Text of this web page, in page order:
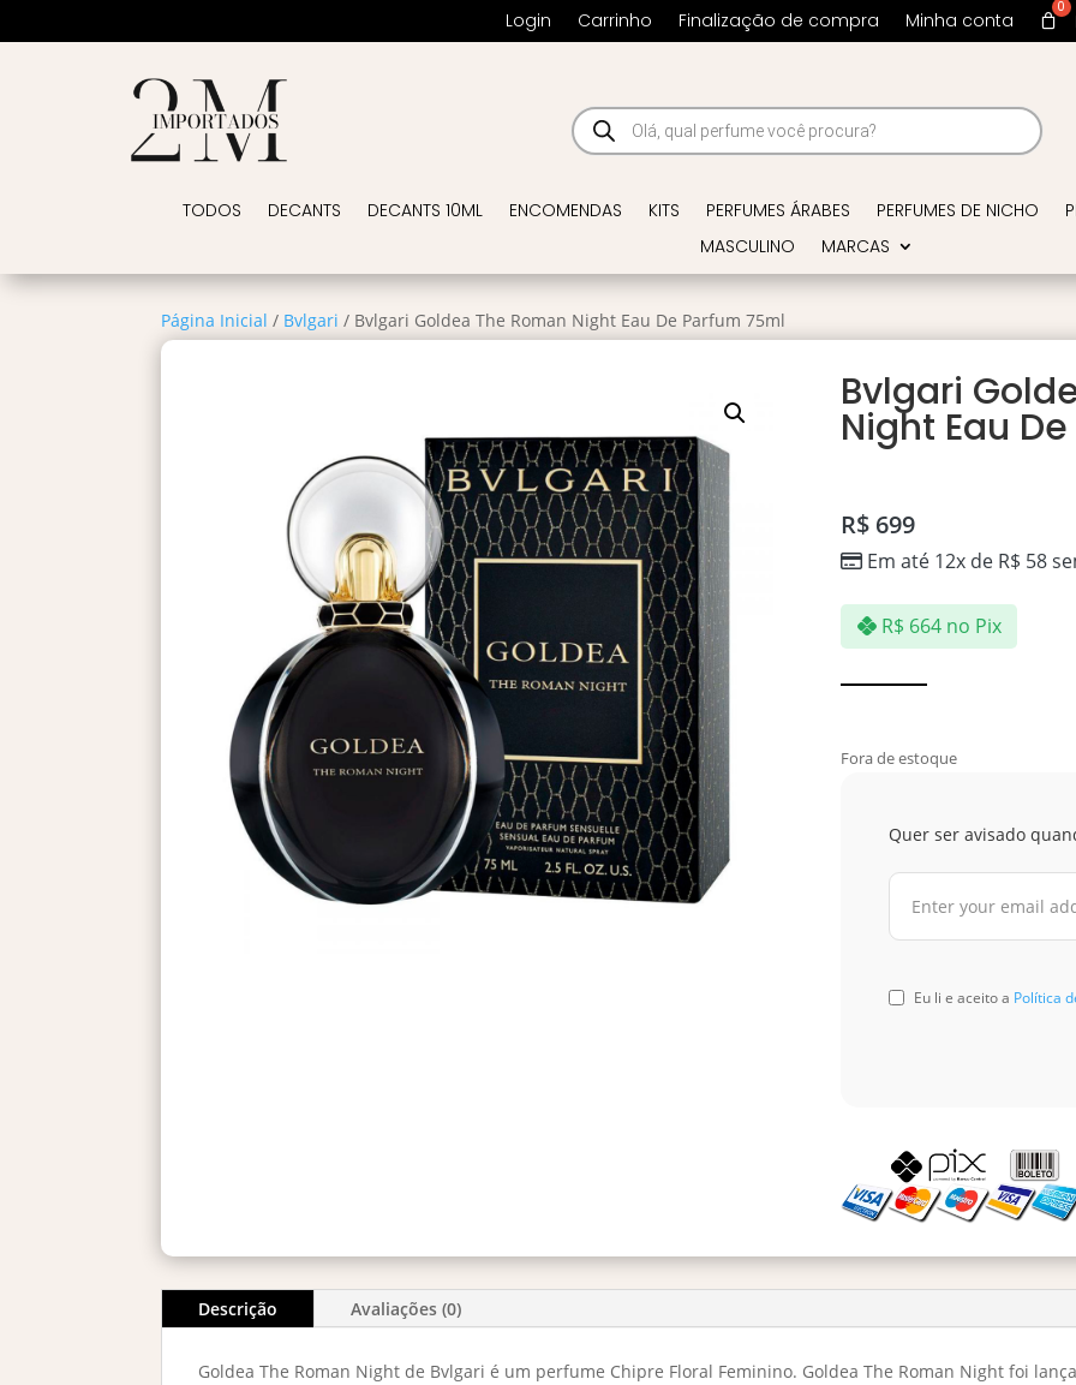
Login Carrinho Finalização de compra Minha conta
Pesquisar
produtos
TODOS DECANTS DECANTS 10ML ENCOMENDAS KITS PERFUMES ÁRABES PERFUMES DE NICHO
MASCULINO
MARCAS
Página Inicial / Bvlgari / Bvlgari Goldea The Roman Night Eau De Parfum 75ml
Bvlgari
Night Eau
R$ 699
Em até 12x de R$ 58
R$ 664 no Pix
Fora de estoque
Quer ser avisado
Eu li e aceito a Política
Descrição Avaliações (0)
Goldea The Roman Night de Bvlgari é um perfume Chipre Floral Feminino. Goldea The Roman Night foi